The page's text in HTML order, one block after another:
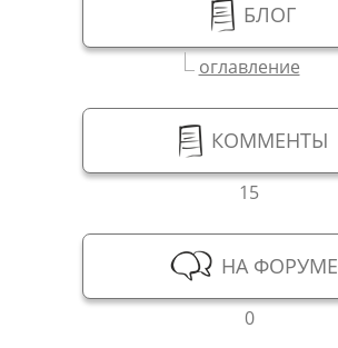
БЛОГ
оглавление
КОММЕНТЫ
15
НА ФОРУМЕ
0